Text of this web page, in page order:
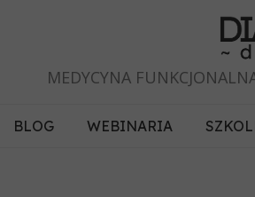
MEDYCYNA
BLOG WEBINARIA